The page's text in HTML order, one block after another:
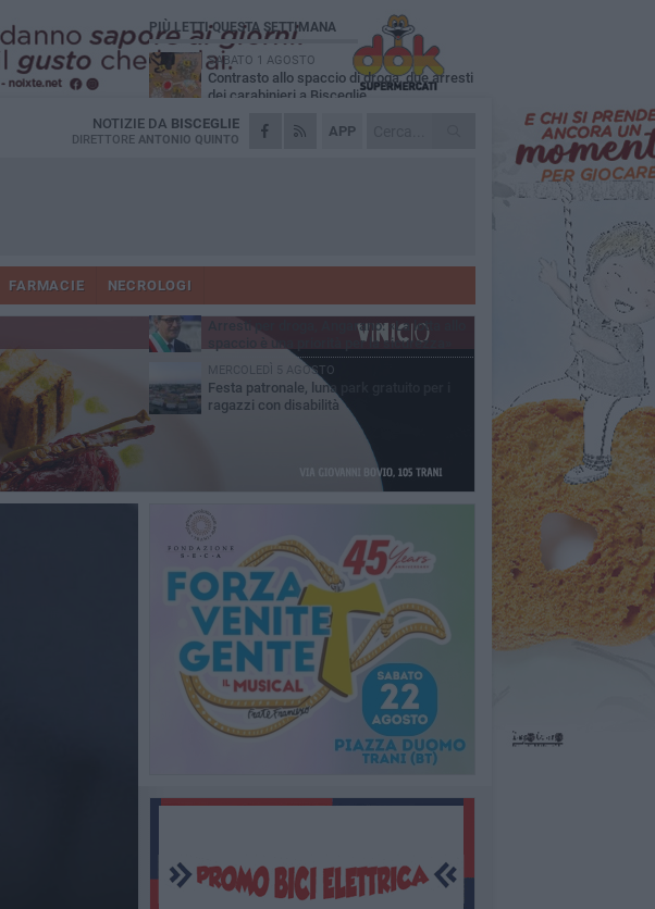
APP
NOTIZIE DA BISCEGLIE
DIRETTORE ANTONIO QUINTO
FARMACIE NECROLOGI
PIÙ LETTI QUESTA SETTIMANA
SABATO 1 AGOSTO
Contrasto allo spaccio di droga, due arresti
dei carabinieri a Bisceglie
MARTEDÌ 4 AGOSTO
Emergenza caldo, il Comune di Bisceglie
Due auto incendiate nella notte in via Dieta
SABATO 1 AGOSTO
Arresti per droga, Angarano: «La lotta allo
spaccio è una priorità per la sicurezza»
MERCOLEDÌ 5 AGOSTO
Festa patronale, luna park gratuito per i
ragazzi con disabilità